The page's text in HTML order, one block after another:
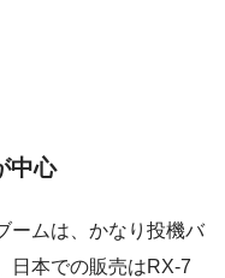
中心
ームは、かなり投機バ
日本での販売はRX-7